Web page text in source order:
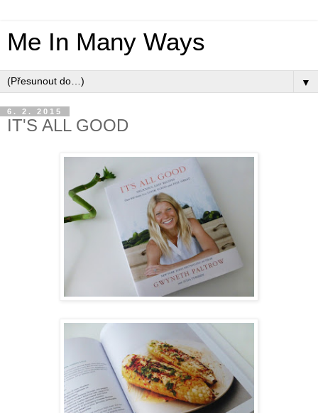
Me In Many Ways
▼
6. 2. 2015
IT'S ALL GOOD